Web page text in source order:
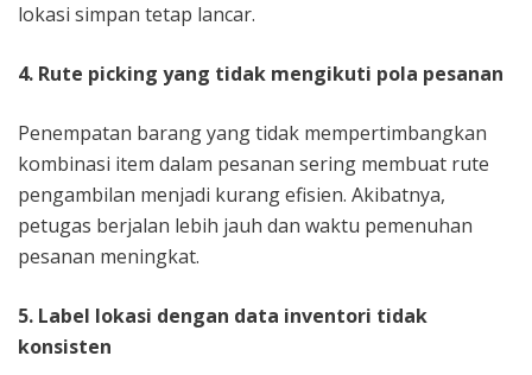
lokasi simpan tetap lancar.
4. Rute picking yang tidak mengikuti pola pesanan
Penempatan barang yang tidak mempertimbangkan
kombinasi item dalam pesanan sering membuat rute
pengambilan menjadi kurang efisien. Akibatnya,
petugas berjalan lebih jauh dan waktu pemenuhan
pesanan meningkat.
5. Label lokasi dengan data inventori tidak
konsisten